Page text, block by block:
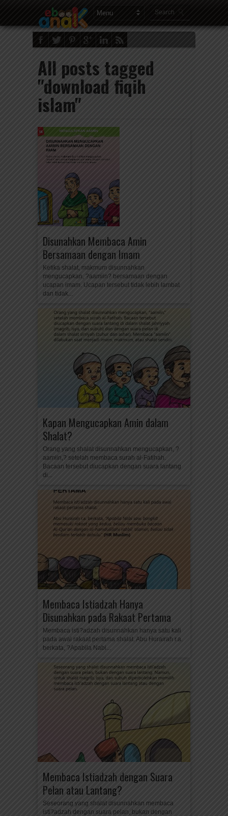
All posts tagged
"download fiqih
islam"
Disunahkan Membaca Amin
Bersamaan dengan Imam
Ketika shalat, makmum disunnahkan
mengucapkan, ?aamiin? bersamaan dengan
ucapan imam. Ucapan tersebut tidak lebih lambat
dan tidak...
Kapan Mengucapkan Amin dalam
Shalat?
Orang yang shalat disunnahkan mengucapkan, ?
aamiin,? setelah membaca surah al-Fatihah.
Bacaan tersebut diucapkan dengan suara lantang
di...
Membaca Istiadzah Hanya
Disunahkan pada Rakaat Pertama
Membaca isti?adzah disunnahkan hanya satu kali
pada awal rakaat pertama shalat. Abu Hurairah r.a.
berkata, ?Apabila Nabi...
Membaca Istiadzah dengan Suara
Pelan atau Lantang?
Seseorang yang shalat disunnahkan membaca
isti?adzah dengan suara pelan, bukan dengan